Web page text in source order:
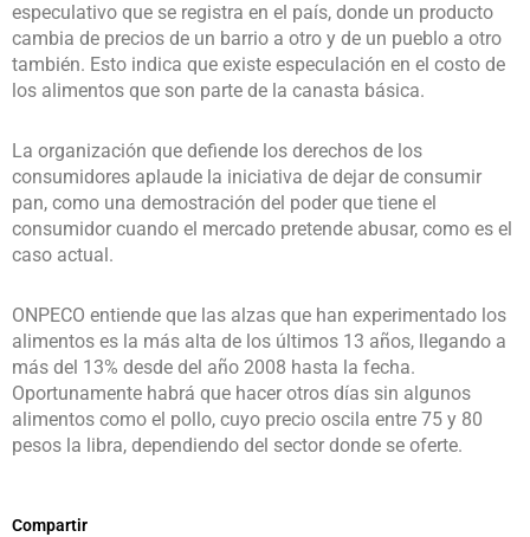
especulativo que se registra en el país, donde un producto
cambia de precios de un barrio a otro y de un pueblo a otro
también. Esto indica que existe especulación en el costo de
los alimentos que son parte de la canasta básica.
La organización que defiende los derechos de los
consumidores aplaude la iniciativa de dejar de consumir
pan, como una demostración del poder que tiene el
consumidor cuando el mercado pretende abusar, como es el
caso actual.
ONPECO entiende que las alzas que han experimentado los
alimentos es la más alta de los últimos 13 años, llegando a
más del 13% desde del año 2008 hasta la fecha.
Oportunamente habrá que hacer otros días sin algunos
alimentos como el pollo, cuyo precio oscila entre 75 y 80
pesos la libra, dependiendo del sector donde se oferte.
Compartir